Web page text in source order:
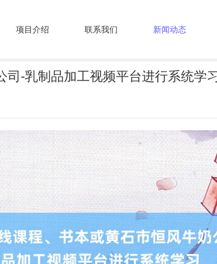
项目介绍 联系我们 新闻动态
-乳制品加工视频平台进行系统学